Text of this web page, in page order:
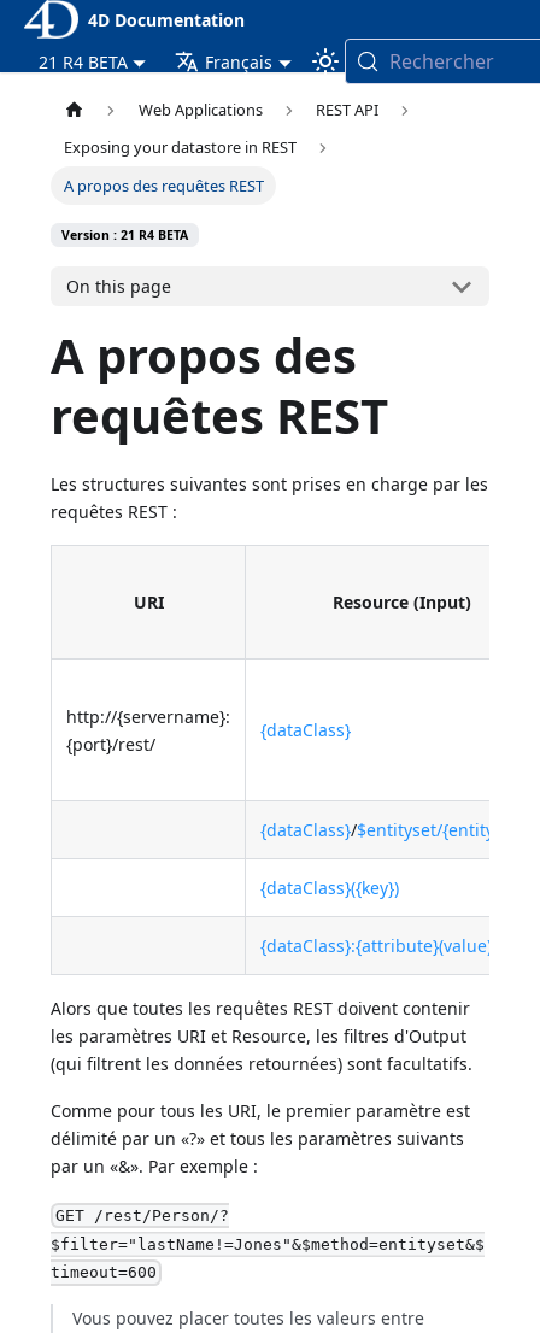
4D Documentation
21 R4 BETA
Français Rechercher
Web Applications
REST API
Exposing your datastore in REST
A propos des requêtes REST
Version : 21 R4 BETA
On this page
A propos des
requêtes REST
Les structures suivantes sont prises en charge par les
requêtes REST :
URI Resource (Input)
http://{servername}:
{port}/rest/
{dataClass}
{dataClass}/$entityset/
{dataClass}({key})
{dataClass}:{attribute}(value)
Alors que toutes les requêtes REST doivent contenir
les paramètres URI et Resource, les filtres d'Output
(qui filtrent les données retournées) sont facultatifs.
Comme pour tous les URI, le premier paramètre est
délimité par un «?» et tous les paramètres suivants
par un «&». Par exemple :
GET /rest/Person/?
$filter="lastName!=Jones"&$method=entityset&$
timeout=600
Vous pouvez placer toutes les valeurs entre